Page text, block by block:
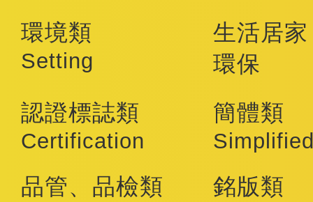
環境類
Setting
生活居
環保
認證標誌類
Certification
簡體類
品管、品檢類 銘版類